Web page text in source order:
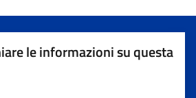
le informazioni su questa